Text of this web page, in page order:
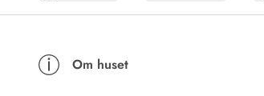
Sommerhus ABC
Forbrugsafregning (Strøm, vand...)
Lån og lej
Om huset